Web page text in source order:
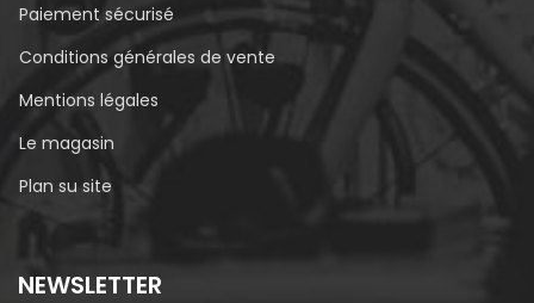
Paiement sécurisé
Conditions générales de vente
Mentions légales
Le magasin
Plan su site
NEWSLETTER